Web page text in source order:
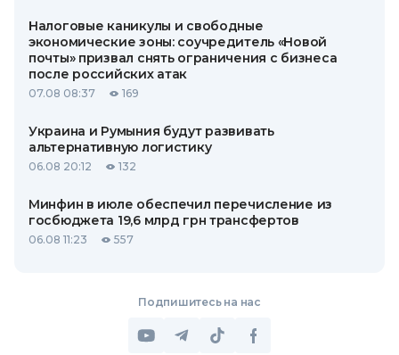
Налоговые каникулы и свободные
экономические зоны: соучредитель «Новой
почты» призвал снять ограничения с бизнеса
после российских атак
07.08 08:37 169
Украина и Румыния будут развивать
альтернативную логистику
06.08 20:12 132
Минфин в июле обеспечил перечисление из
госбюджета 19,6 млрд грн трансфертов
06.08 11:23 557
Подпишитесь на нас